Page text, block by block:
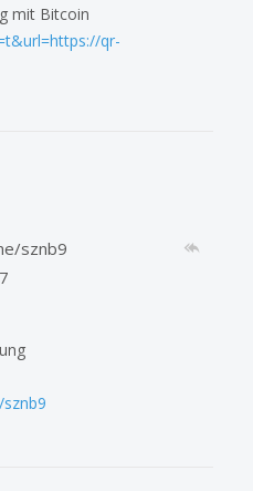
mit Bitcoin
qr-
sznb9